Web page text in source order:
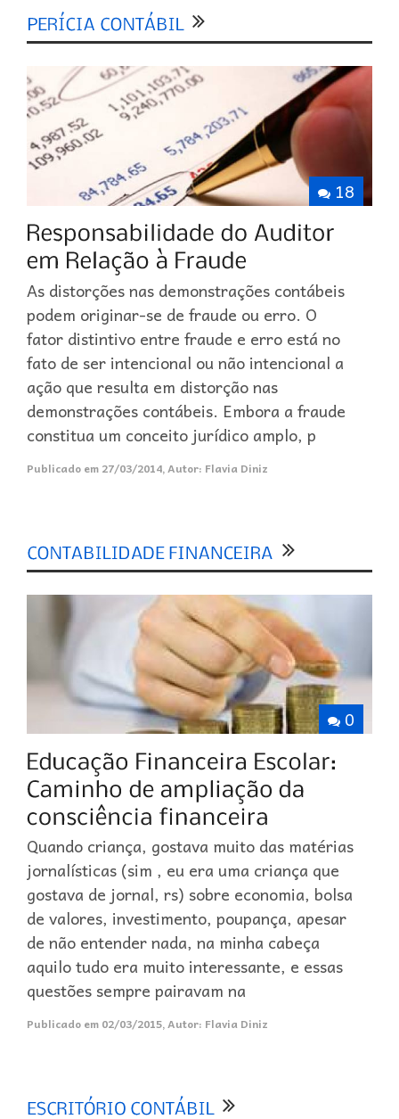
18
As distorções nas demonstrações contábeis
podem originar-se de fraude ou erro. O
fator distintivo entre fraude e erro está no
fato de ser intencional ou não intencional a
ação que resulta em distorção nas
demonstrações contábeis. Embora a fraude
constitua um conceito jurídico amplo, p
Publicado em 27/03/2014,Autor: Flavia Diniz
0
Quando criança, gostava muito das matérias
jornalísticas (sim , eu era uma criança que
gostava de jornal, rs) sobre economia, bolsa
de valores, investimento, poupança, apesar
de não entender nada, na minha cabeça
aquilo tudo era muito interessante, e essas
questões sempre pairavam na
Publicado em 02/03/2015,Autor: Flavia Diniz